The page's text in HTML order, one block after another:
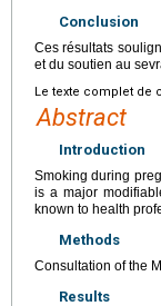
Conclusion
Ces résultats
et du soutien au
Le texte complet de
Abstract
Introduction
Smoking during
is a major
known to health
Methods
Consultation of the
Results